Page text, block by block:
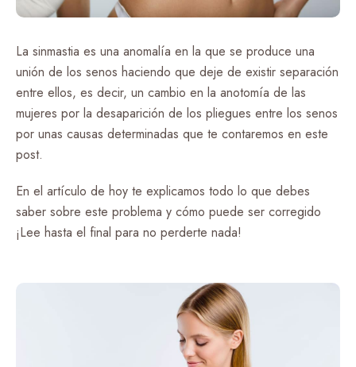
La sinmastia es una anomalía en la que se produce una
unión de los senos haciendo que deje de existir separación
entre ellos, es decir, un cambio en la anotomía de las
mujeres por la desaparición de los pliegues entre los senos
por unas causas determinadas que te contaremos en este
post.
En el artículo de hoy te explicamos todo lo que debes
saber sobre este problema y cómo puede ser corregido
¡Lee hasta el final para no perderte nada!